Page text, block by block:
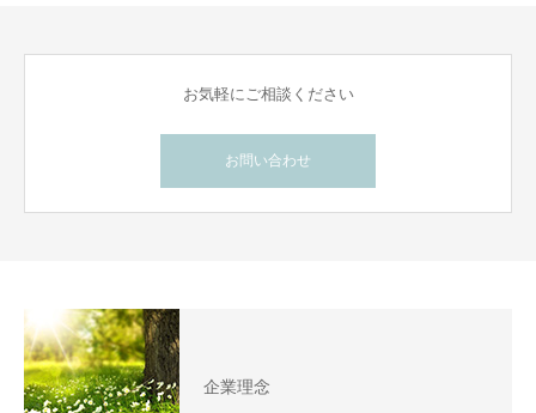
お気軽にご相談ください
お問い合わせ
企業理念